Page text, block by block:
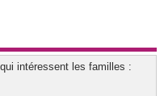
intéressent les familles :